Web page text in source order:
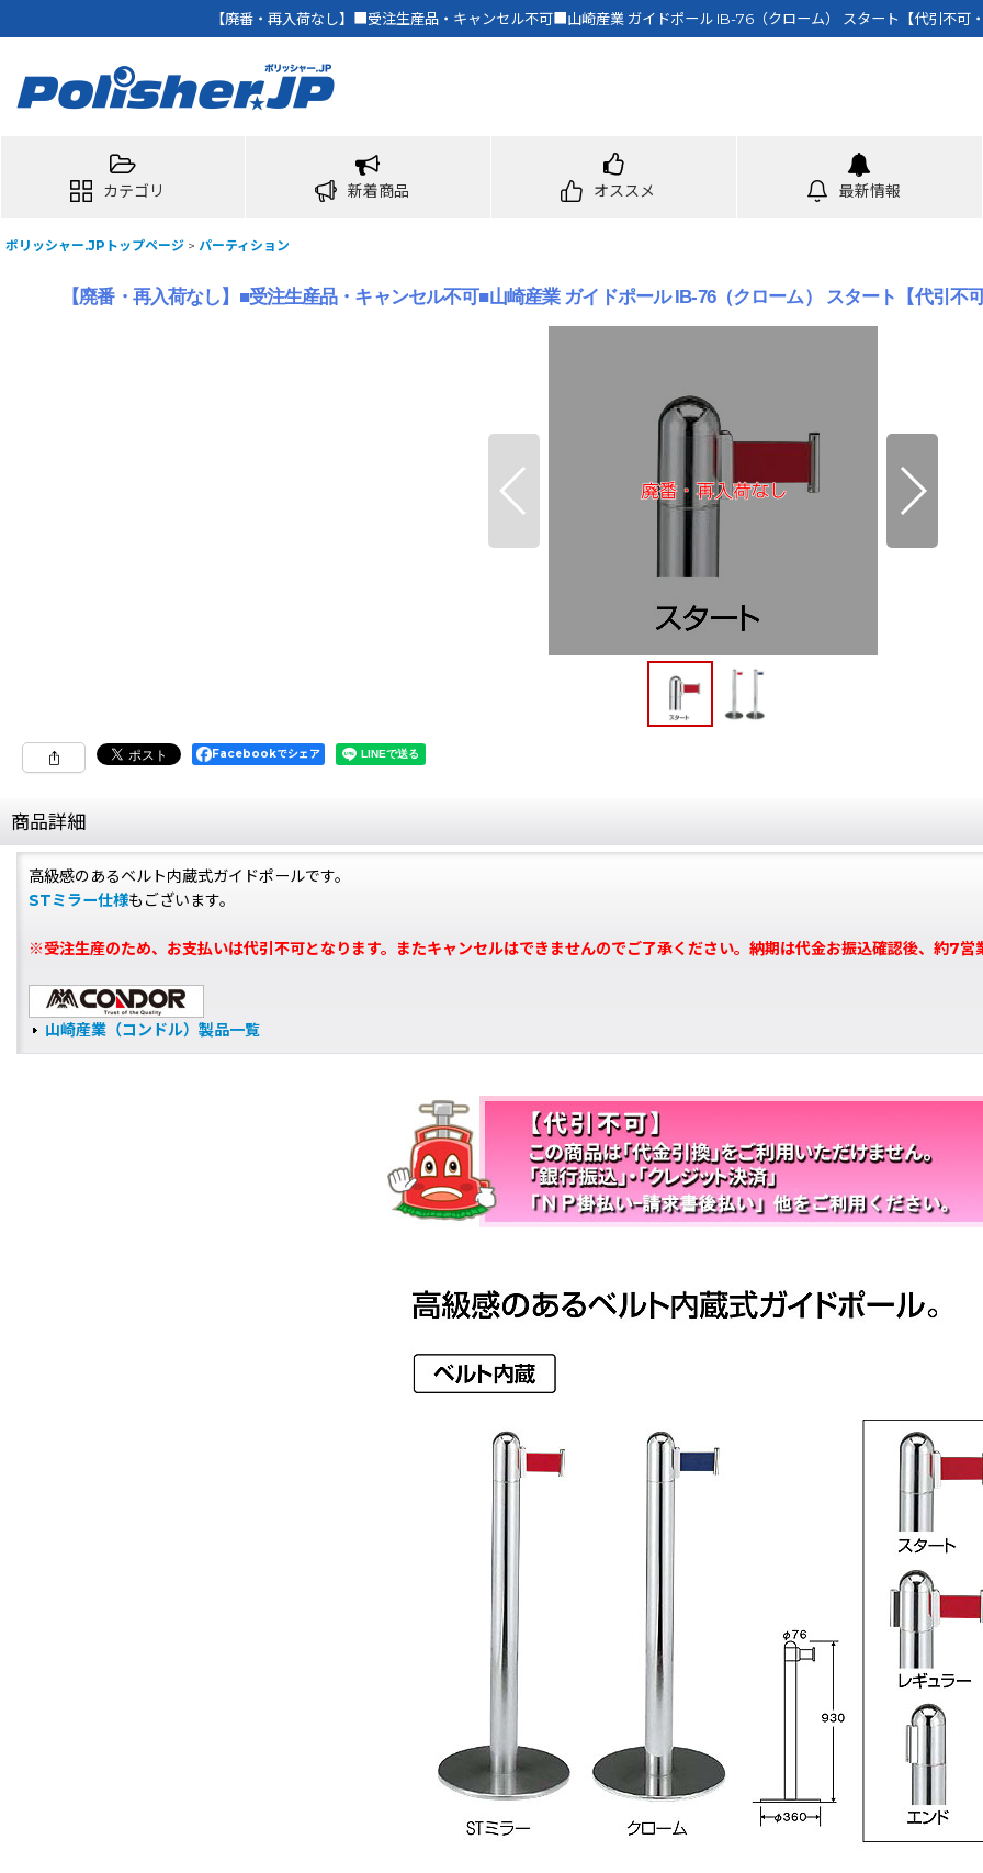
【廃番・再入荷なし】■受注生産品・キャンセル不可■山崎産業 ガイドポール IB-76（クローム） スタート【代引不可
カテゴリ 新着商品 オススメ 最新情報
ポリッシャー.JPトップページ > パーティション
【廃番・再入荷なし】■受注生産品・キャンセル不可■山崎産業 ガイドポール IB-76（クローム） スタート【代引不
Facebookでシェア
商品詳細
高級感のあるベルト内蔵式ガイドポールです。
STミラー仕様もございます。
※受注生産のため、お支払いは代引不可となります。またキャンセルはできませんのでご了承ください。納期は代金お振込確認後、約7営
山崎産業（コンドル）製品一覧